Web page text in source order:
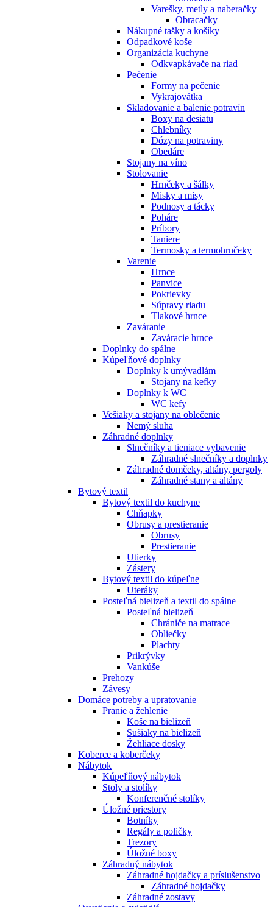
Varešky, metly a naberačky
Obracačky
Nákupné tašky a košíky
Odpadkové koše
Organizácia kuchyne
Odkvapkávače na riad
Pečenie
Formy na pečenie
Vykrajovátka
Skladovanie a balenie potravín
Boxy na desiatu
Chlebníky
Dózy na potraviny
Obedáre
Stojany na víno
Stolovanie
Hrnčeky a šálky
Misky a misy
Podnosy a tácky
Poháre
Príbory
Taniere
Termosky a termohrnčeky
Varenie
Hrnce
Panvice
Pokrievky
Súpravy riadu
Tlakové hrnce
Zaváranie
Zaváracie hrnce
Doplnky do spálne
Kúpeľňové doplnky
Doplnky k umývadlám
Stojany na kefky
Doplnky k WC
WC kefy
Vešiaky a stojany na oblečenie
Nemý sluha
Záhradné doplnky
Slnečníky a tieniace vybavenie
Záhradné slnečníky a doplnky
Záhradné domčeky, altány, pergoly
Záhradné stany a altány
Bytový textil
Bytový textil do kuchyne
Chňapky
Obrusy a prestieranie
Obrusy
Prestieranie
Utierky
Zástery
Bytový textil do kúpeľne
Uteráky
Posteľná bielizeň a textil do spálne
Posteľná bielizeň
Chrániče na matrace
Obliečky
Plachty
Prikrývky
Vankúše
Prehozy
Závesy
Domáce potreby a upratovanie
Pranie a žehlenie
Koše na bielizeň
Sušiaky na bielizeň
Žehliace dosky
Koberce a koberčeky
Nábytok
Kúpeľňový nábytok
Stoly a stolíky
Konferenčné stolíky
Úložné priestory
Botníky
Regály a poličky
Trezory
Úložné boxy
Záhradný nábytok
Záhradné hojdačky a príslušenstvo
Záhradné hojdačky
Záhradné zostavy